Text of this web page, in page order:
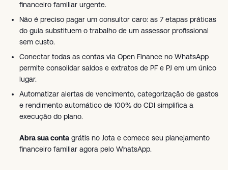
financeiro familiar urgente.
Não é preciso pagar um consultor caro: as 7 etapas práticas
do guia substituem o trabalho de um assessor profissional
sem custo.
Conectar todas as contas via Open Finance no WhatsApp
permite consolidar saldos e extratos de PF e PJ em um único
lugar.
Automatizar alertas de vencimento, categorização de gastos
e rendimento automático de 100% do CDI simplifica a
execução do plano.
Abra sua conta grátis no Jota e comece seu planejamento
financeiro familiar agora pelo WhatsApp.